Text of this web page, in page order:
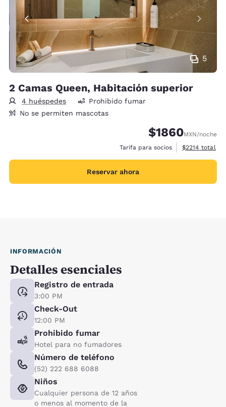
5
2 Camas Queen, Habitación superior
4 huéspedes
Prohibido fumar
No se permiten mascotas
$1860MXN/noche
Tarifa para socios
Ver detalles
$2214 total
Reservar ahora
INFORMACIÓN
Detalles esenciales
Registro de entrada
3:00 PM
Check-Out
12:00 PM
Prohibido fumar
Hotel para no fumadores
Número de teléfono
(52) 222 688 6088
Niños
Cualquier persona de 12 años
o menos al momento de la